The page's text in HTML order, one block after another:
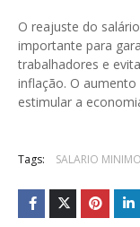
O reajuste do
importante para
trabalhadores e
inflação. O
estimular a
Tags: SALARIO MINIMO